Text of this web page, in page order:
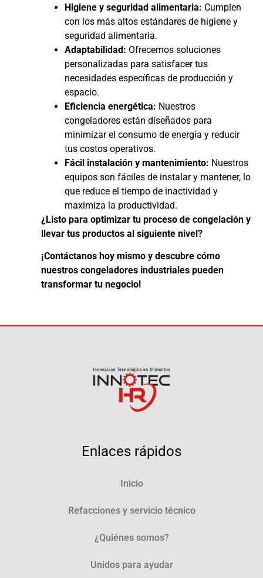
Higiene y seguridad alimentaria: Cumplen
con los más altos estándares de higiene y
seguridad alimentaria.
Adaptabilidad: Ofrecemos soluciones
personalizadas para satisfacer tus
necesidades específicas de producción y
espacio.
Eficiencia energética: Nuestros
congeladores están diseñados para
minimizar el consumo de energía y reducir
tus costos operativos.
Fácil instalación y mantenimiento: Nuestros
equipos son fáciles de instalar y mantener, lo
que reduce el tiempo de inactividad y
maximiza la productividad.
¿Listo para optimizar tu proceso de congelación y
llevar tus productos al siguiente nivel?
¡Contáctanos hoy mismo y descubre cómo
nuestros congeladores industriales pueden
transformar tu negocio!
Enlaces rápidos
Inicio
Refacciones y servicio técnico
¿Quiénes somos?
Unidos para ayudar